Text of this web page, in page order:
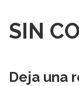
SIN
Deja una